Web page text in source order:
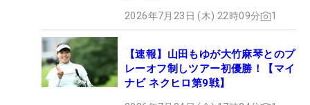
2026年7月23日 (木) 22時09分 1
【速報】山田もゆが大竹麻琴とのプ
レーオフ制しツアー初優勝！【マイ
ナビ ネクヒロ第9戦】